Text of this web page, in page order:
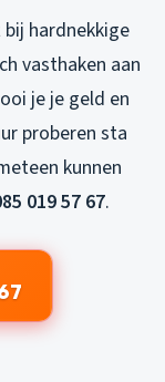
hardnekkige
vasthaken aan
je je geld en
proberen sta
kunnen
019 57 67.